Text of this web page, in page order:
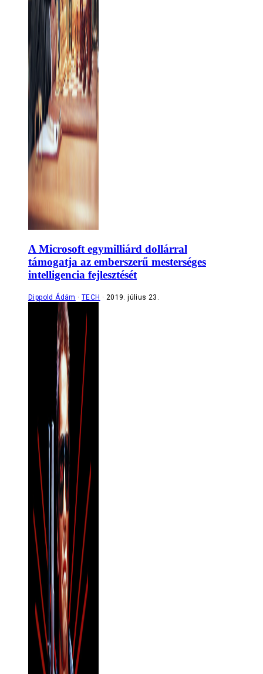
A Microsoft egymilliárd dollárral
támogatja az emberszerű mesterséges
intelligencia fejlesztését
Dippold Ádám TECH 2019. július 23.